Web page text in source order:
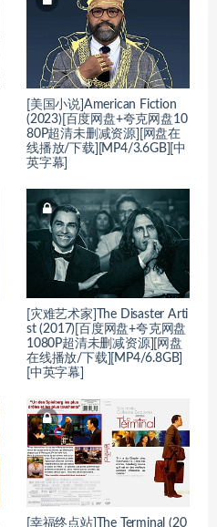
[美国小说]American Fiction
(2023)[百度网盘+夸克网盘10
80P超清未删减资源][网盘在
线播放/下载][MP4/3.6GB][中
英字幕]
[灾难艺术家]The Disaster Arti
st (2017)[百度网盘+夸克网盘
1080P超清未删减资源][网盘
在线播放/下载][MP4/6.8GB]
[中英字幕]
[幸福终点站]The Terminal (20